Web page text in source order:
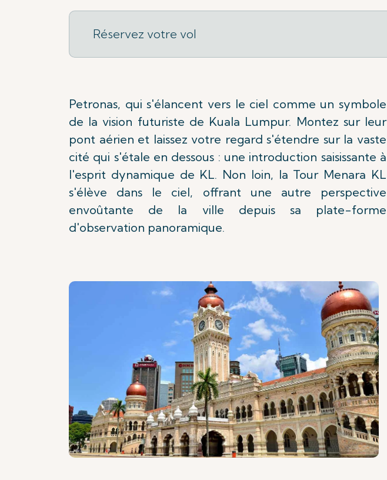
Réservez votre vol
Petronas, qui s'élancent vers le ciel comme un symbole
de la vision futuriste de Kuala Lumpur. Montez sur leur
pont aérien et laissez votre regard s'étendre sur la vaste
cité qui s'étale en dessous : une introduction saisissante à
l'esprit dynamique de KL. Non loin, la Tour Menara KL
s'élève dans le ciel, offrant une autre perspective
envoûtante de la ville depuis sa plate-forme
d'observation panoramique.